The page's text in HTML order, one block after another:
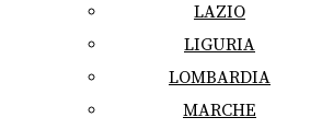
LAZIO
LIGURIA
LOMBARDIA
MARCHE